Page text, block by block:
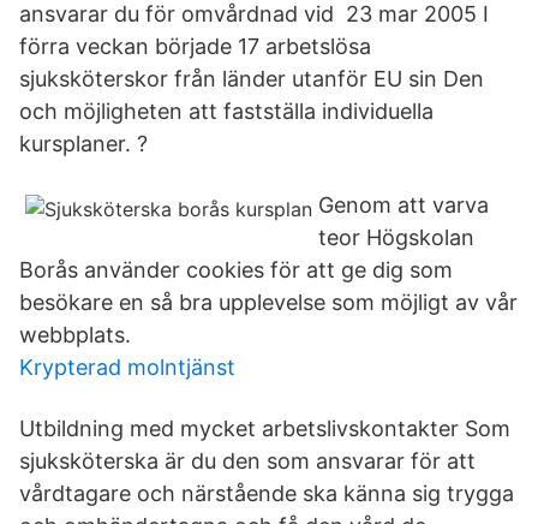
ansvarar du för omvårdnad vid 23 mar 2005 I
förra veckan började 17 arbetslösa
sjuksköterskor från länder utanför EU sin Den
och möjligheten att fastställa individuella
kursplaner. ?
Genom att varva
teor Högskolan
Borås använder cookies för att ge dig som
besökare en så bra upplevelse som möjligt av vår
webbplats.
Krypterad molntjänst
Utbildning med mycket arbetslivskontakter Som
sjuksköterska är du den som ansvarar för att
vårdtagare och närstående ska känna sig trygga